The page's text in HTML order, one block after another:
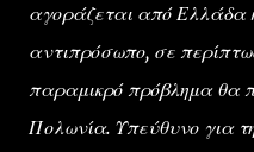
αγοράζεται από
αντιπρόσωπο, σε
παραμικρό πρόβλημα θα
Πολωνία. Υπεύθυνο για